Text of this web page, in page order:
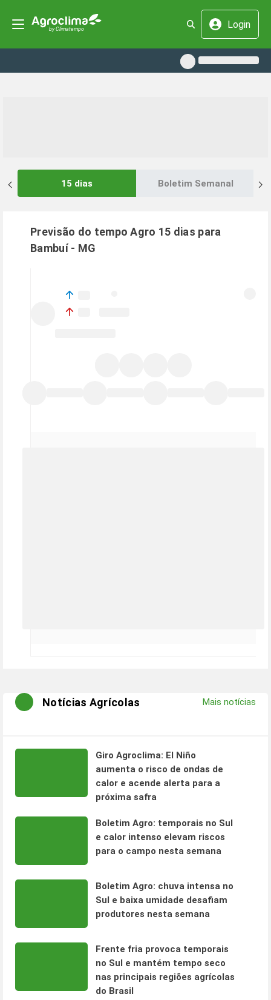
Login
15 dias Boletim Semanal
Previsão do tempo Agro 15 dias para
Bambuí- MG
Notícias Agrícolas Mais notícias
Giro Agroclima: El Niño
aumenta o risco de ondas de
calor e acende alerta para a
próxima safra
Boletim Agro: temporais no Sul
e calor intenso elevam riscos
para o campo nesta semana
Boletim Agro: chuva intensa no
Sul e baixa umidade desafiam
produtores nesta semana
Frente fria provoca temporais
no Sul e mantém tempo seco
nas principais regiões agrícolas
do Brasil